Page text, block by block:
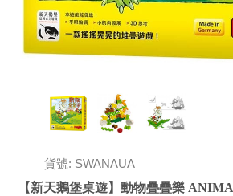
貨號: SWANAUA
【新天鵝堡桌遊】動物疊疊樂